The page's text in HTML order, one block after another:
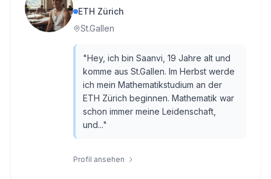
ETH Zürich
St.Gallen
"Hey, ich bin Saanvi, 19 Jahre alt und
komme aus St.Gallen. Im Herbst werde
ich mein Mathematikstudium an der
ETH Zürich beginnen. Mathematik war
schon immer meine Leidenschaft,
und..."
Profil ansehen